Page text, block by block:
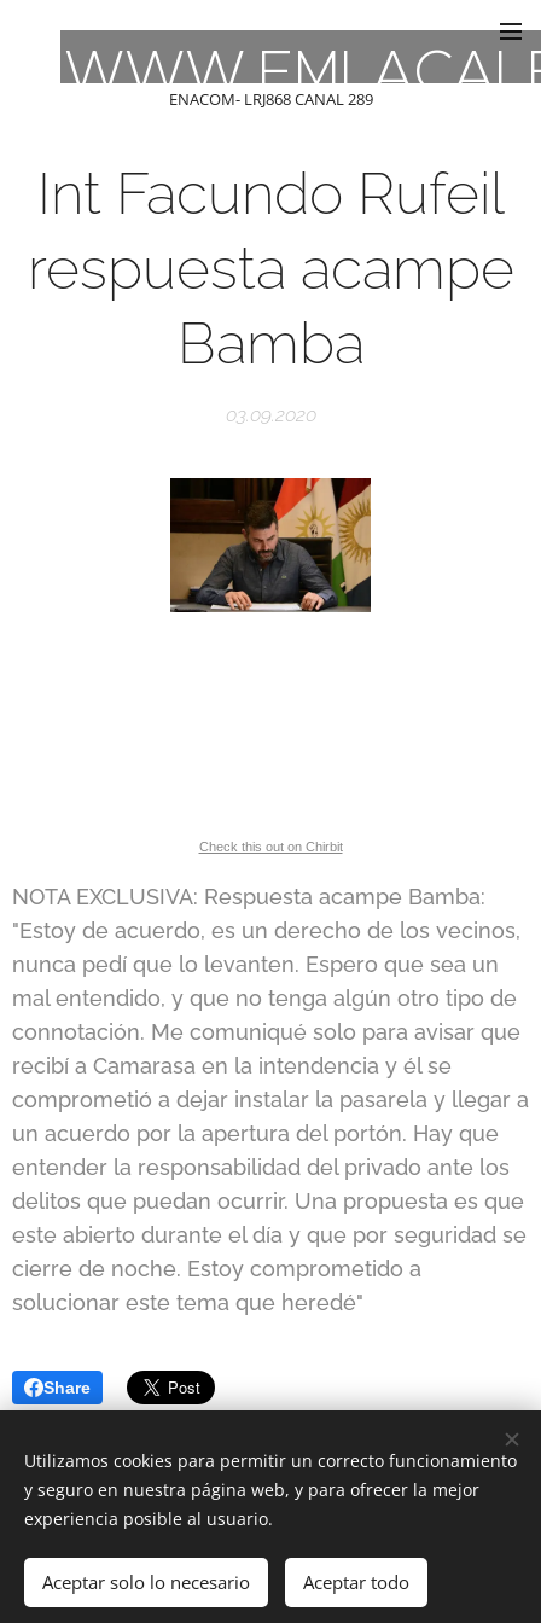
ENACOM- LRJ868 CANAL 289
Int Facundo Rufeil
respuesta acampe
Bamba
03.09.2020
Check this out on Chirbit
NOTA EXCLUSIVA: Respuesta acampe Bamba:
"Estoy de acuerdo, es un derecho de los vecinos,
nunca pedí que lo levanten. Espero que sea un
mal entendido, y que no tenga algún otro tipo de
connotación. Me comuniqué solo para avisar que
recibí a Camarasa en la intendencia y él se
comprometió a dejar instalar la pasarela y llegar a
un acuerdo por la apertura del portón. Hay que
entender la responsabilidad del privado ante los
delitos que puedan ocurrir. Una propuesta es que
este abierto durante el día y que por seguridad se
cierre de noche. Estoy comprometido a
solucionar este tema que heredé"
Share
Creado conWebnode Cookies
Utilizamos cookies para permitir un correcto funcionamiento
y seguro en nuestra página web, y para ofrecer la mejor
experiencia posible al usuario.
Aceptar solo lo necesario Aceptar todo